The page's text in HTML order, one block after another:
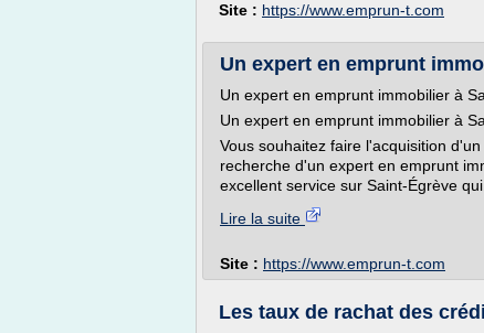
Site : https://www.emprun-t.com
Un expert en emprunt
Un expert en emprunt immobilier à
Un expert en emprunt immobilier à
Vous souhaitez faire l'acquisition
recherche d'un expert en emprunt
excellent service sur Saint-Égrève
Lire la suite
Site : https://www.emprun-t.com
Les taux de rachat des